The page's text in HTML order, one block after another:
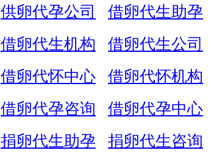
供卵代孕公司
借卵代生助孕
借卵代生机构
借卵代生公司
借卵代怀中心
借卵代怀机构
借卵代孕咨询
借卵代孕中心
捐卵代生助孕
捐卵代生咨询